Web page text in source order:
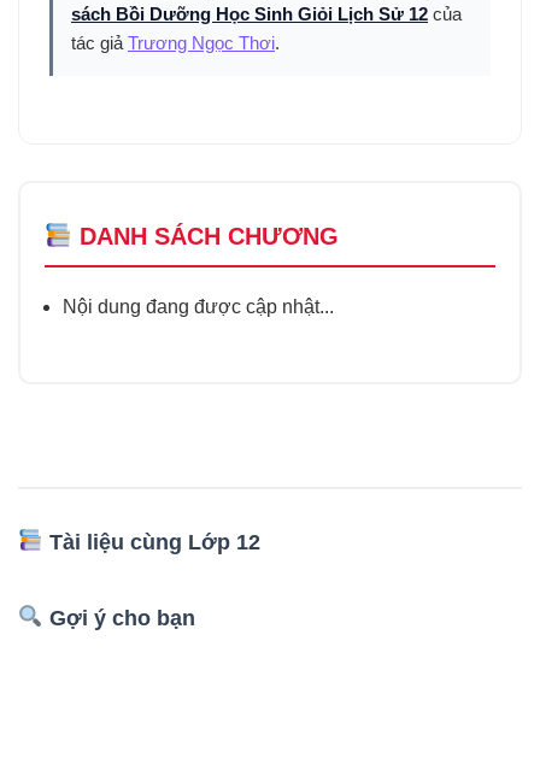
sách Bồi Dưỡng Học Sinh Giỏi Lịch Sử 12 của
tác giả Trương Ngọc Thơi.
DANH SÁCH CHƯƠNG
Nội dung đang được cập nhật...
Tài liệu cùng Lớp 12
Gợi ý cho bạn